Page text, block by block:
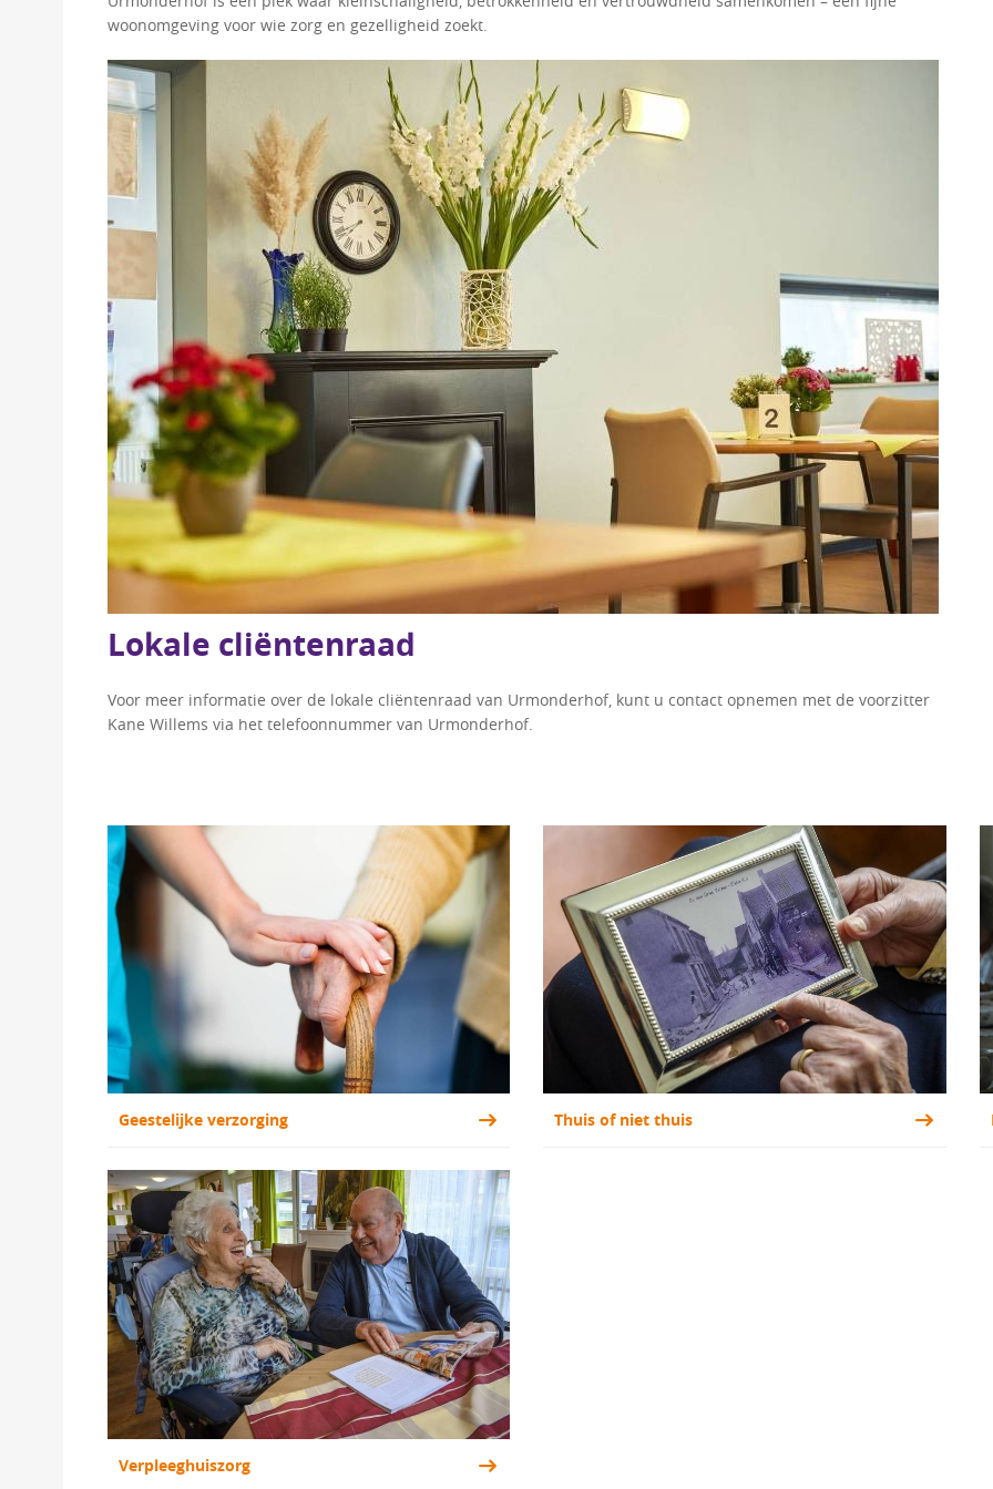
woonomgeving voor wie zorg en gezelligheid zoekt.
Lokale cliëntenraad
Voor meer informatie over de lokale cliëntenraad van Urmonderhof, kunt u contact opnemen met de voorzitter
Kane Willems via het telefoonnummer van Urmonderhof.
Geestelijke verzorging Thuis of niet thuis
Verpleeghuiszorg